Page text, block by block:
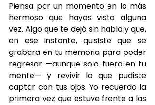
Piensa por un momento en lo más
hermoso que hayas visto alguna
vez. Algo que te dejó sin habla y que,
en ese instante, quisiste que se
grabara en tu memoria para poder
regresar —aunque solo fuera en tu
mente— y revivir lo que pudiste
captar con tus ojos. Yo recuerdo la
primera vez que estuve frente a las